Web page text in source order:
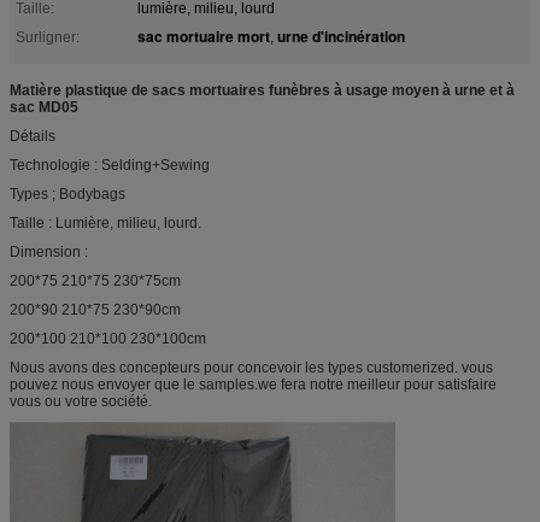
Taille:
lumière, milieu, lourd
Surligner:
sac mortuaire mort, urne d'incinération
Matière plastique de sacs mortuaires funèbres à usage moyen à urne et à
sac MD05
Détails
Technologie : Selding+Sewing
Types ; Bodybags
Taille : Lumière, milieu, lourd.
Dimension :
200*75 210*75 230*75cm
200*90 210*75 230*90cm
200*100 210*100 230*100cm
Nous avons des concepteurs pour concevoir les types customerized. vous
pouvez nous envoyer que le samples.we fera notre meilleur pour satisfaire
vous ou votre société.